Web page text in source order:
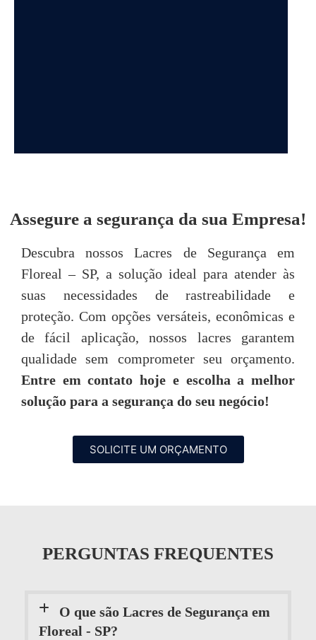
DEPOIMENTOS
simplesmente excepcional, desde o primeiro
contato até o pós-venda, neste quesito são
imbatíveis! Todos são muito prestativos e
Tarsis Tavares
Assegure a segurança da sua Empresa!
Descubra nossos Lacres de Segurança em
Floreal – SP, a solução ideal para atender às
suas necessidades de rastreabilidade e
proteção. Com opções versáteis, econômicas e
de fácil aplicação, nossos lacres garantem
qualidade sem comprometer seu orçamento.
Entre em contato hoje e escolha a melhor
solução para a segurança do seu negócio!
SOLICITE UM ORÇAMENTO
PERGUNTAS FREQUENTES
O que são Lacres de Segurança em
Floreal - SP?